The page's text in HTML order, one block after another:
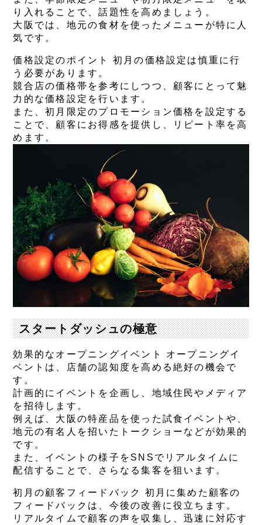
り入れることで、話題性を高めましょう。
大阪では、地元の食材を使ったメニューが特に人
気です。
価格設定のポイント 初月の価格設定は慎重に行
う必要があります。
競合店の価格帯を参考にしつつ、顧客にとって魅
力的な価格設定を行います。
また、初月限定のプロモーション価格を設定する
ことで、顧客にお得感を提供し、リピート率を高
めます。
スタートダッシュの極意
効果的なオープニングイベント オープニングイ
ベントは、店舗の認知度を高める絶好の機会で
す。
計画的にイベントを企画し、地域住民やメディア
を招待します。
例えば、大阪の特産品を使った試食イベントや、
地元の有名人を招いたトークショーなどが効果的
です。
また、イベントの様子をSNSでリアルタイムに
配信することで、さらなる集客を狙います。
初月の顧客フィードバック 初月に集めた顧客の
フィードバックは、今後の改善に役立ちます。
リアルタイムで顧客の声を収集し、迅速に対応す